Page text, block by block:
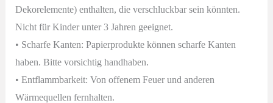
Dekorelemente) enthalten, die verschluckbar sein könnten.
Nicht für Kinder unter 3 Jahren geeignet.
• Scharfe Kanten: Papierprodukte können scharfe Kanten
haben. Bitte vorsichtig handhaben.
• Entflammbarkeit: Von offenem Feuer und anderen
Wärmequellen fernhalten.